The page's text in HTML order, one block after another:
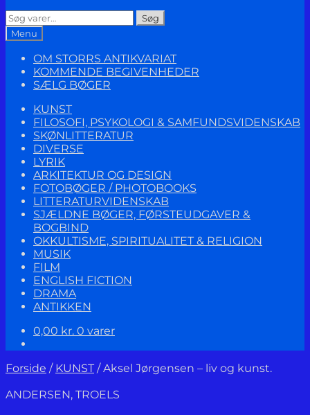
Søg
efter:
Søg
Menu
OM STORRS ANTIKVARIAT
KOMMENDE BEGIVENHEDER
SÆLG BØGER
KUNST
FILOSOFI, PSYKOLOGI & SAMFUNDSVIDENSKAB
SKØNLITTERATUR
DIVERSE
LYRIK
ARKITEKTUR OG DESIGN
FOTOBØGER / PHOTOBOOKS
LITTERATURVIDENSKAB
SJÆLDNE BØGER, FØRSTEUDGAVER &
BOGBIND
OKKULTISME, SPIRITUALITET & RELIGION
MUSIK
FILM
ENGLISH FICTION
DRAMA
ANTIKKEN
0,00 kr. 0 varer
Forside / KUNST /Aksel Jørgensen – liv og kunst.
ANDERSEN, TROELS